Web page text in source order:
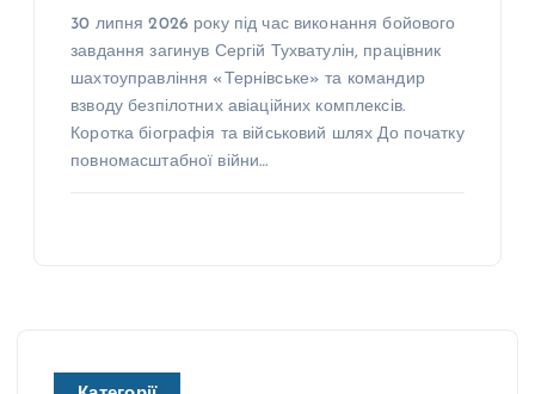
30 липня 2026 року під час виконання бойового
завдання загинув Сергій Тухватулін, працівник
шахтоуправління «Тернівське» та командир
взводу безпілотних авіаційних комплексів.
Коротка біографія та військовий шлях До початку
повномасштабної війни…